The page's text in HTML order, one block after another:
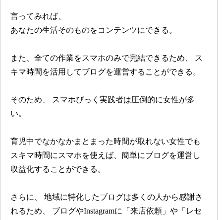
言ってみれば、
あなたの生活そのものをコンテンツにできる。
また、全ての作業をスマホのみで完結できるため、
ス
キマ時間を活用してブログを運営することができる。
そのため、
スマホぴっく実践者は圧倒的に女性が多
い。
育児中でなかなかまとまった時間が取れない女性でも
スキマ時間にスマホを使えば、簡単にブログを運営し
収益化することができる。
さらに、 地域に特化したブログは多くの人から感謝さ
れるため、
ブログやInstagramに「来店依頼」や「レセ